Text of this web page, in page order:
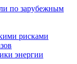
по зарубежным
рисками
энергии